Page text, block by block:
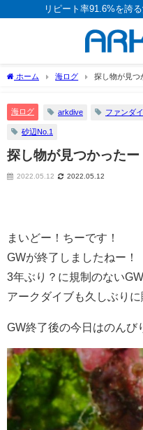
リピート率91.6%を誇
ホーム 海ログ 探し物が見つ
海ログ arkdive ファンダ
砂辺No.1
探し物が見つかったー
2022.05.12 2022.05.12
まいどー！ちーです！
GWが終了しましたねー！
3年ぶり？に規制のない
アークダイブも久しぶりに
GW終了後の今日はのんび